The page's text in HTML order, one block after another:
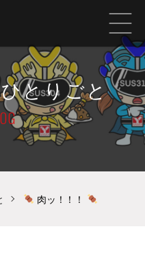
とりごと
肉ッ！！！